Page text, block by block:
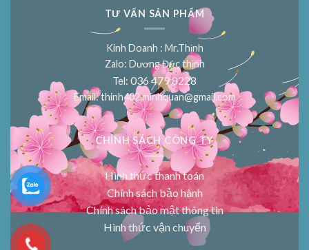
TƯ VẤN SẢN PHẨM
Kinh Doanh : Mr.Thịnh
Zalo: Dương Đức thịnh
Tel: 036 479 8228
Email:thinh402.minhquan@gmail.com
CHÍNH SÁCH CÔNG TY
Hình thức thanh toán
Chính sách bảo hành
Chính sách bảo mật thông tin
Hình thức vận chuyển